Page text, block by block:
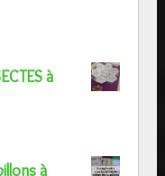
à
à